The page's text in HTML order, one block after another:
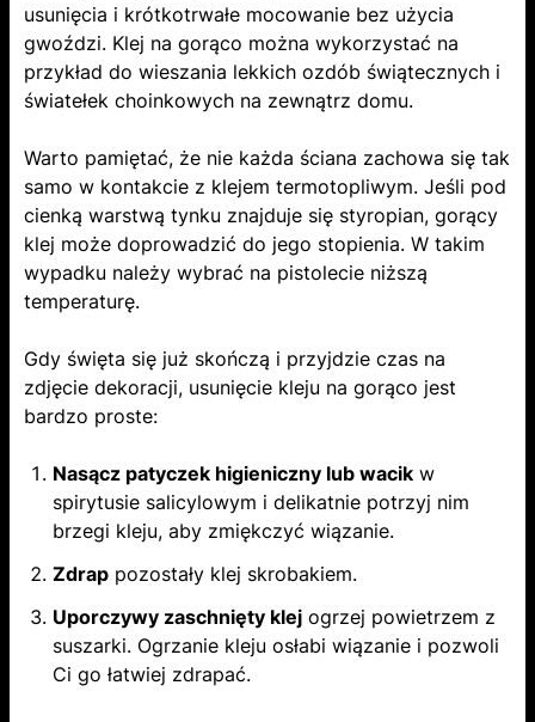
usunięcia i krótkotrwałe mocowanie bez użycia
gwoździ. Klej na gorąco można wykorzystać na
przykład do wieszania lekkich ozdób świątecznych i
światełek choinkowych na zewnątrz domu.
Warto pamiętać, że nie każda ściana zachowa się tak
samo w kontakcie z klejem termotopliwym. Jeśli pod
cienką warstwą tynku znajduje się styropian, gorący
klej może doprowadzić do jego stopienia. W takim
wypadku należy wybrać na pistolecie niższą
temperaturę.
Gdy święta się już skończą i przyjdzie czas na
zdjęcie dekoracji, usunięcie kleju na gorąco jest
bardzo proste:
Nasącz patyczek higieniczny lub wacik w
spirytusie salicylowym i delikatnie potrzyj nim
brzegi kleju, aby zmiękczyć wiązanie.
Zdrap pozostały klej skrobakiem.
Uporczywy zaschnięty klej ogrzej powietrzem z
suszarki. Ogrzanie kleju osłabi wiązanie i pozwoli
Ci go łatwiej zdrapać.